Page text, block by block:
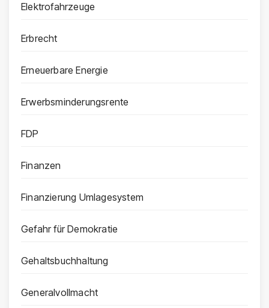
Elektrofahrzeuge
Erbrecht
Erneuerbare Energie
Erwerbsminderungsrente
FDP
Finanzen
Finanzierung Umlagesystem
Gefahr für Demokratie
Gehaltsbuchhaltung
Generalvollmacht